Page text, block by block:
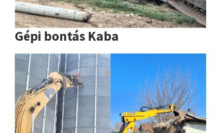
Gépi bontás Kaba